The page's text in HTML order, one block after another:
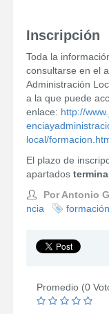
Inscripción
Toda la
consultarse en el
Administración
a la que puede
enlace: http://
local/
El plazo de
apartados
Por Antonio
ncia
formación
Promedio (0